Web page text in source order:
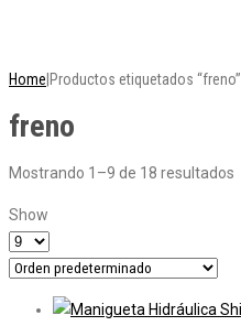
Home Productos etiquetados “freno”
freno
Mostrando 1–9 de 18 resultados
Show